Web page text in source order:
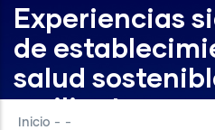
Experiencias
de
salud
resilientes
Inicio - -